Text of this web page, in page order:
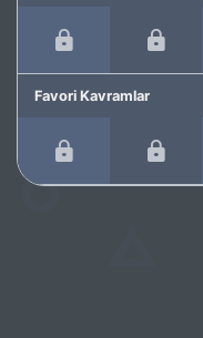
Favori Kavramlar